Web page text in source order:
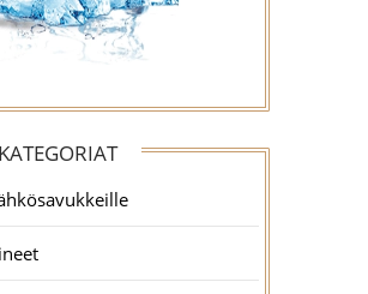
KATEGORIAT